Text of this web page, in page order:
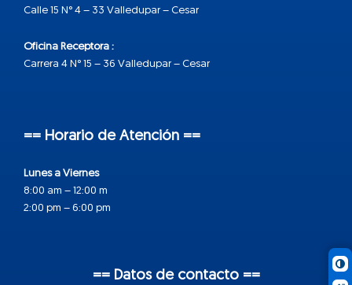
Calle 15 N° 4 – 33 Valledupar – Cesar
Oficina Receptora :
Carrera 4 N° 15 – 36 Valledupar – Cesar
== Horario de Atención ==
Lunes a Viernes
8:00 am – 12:00 m
2:00 pm – 6:00 pm
== Datos de contacto ==